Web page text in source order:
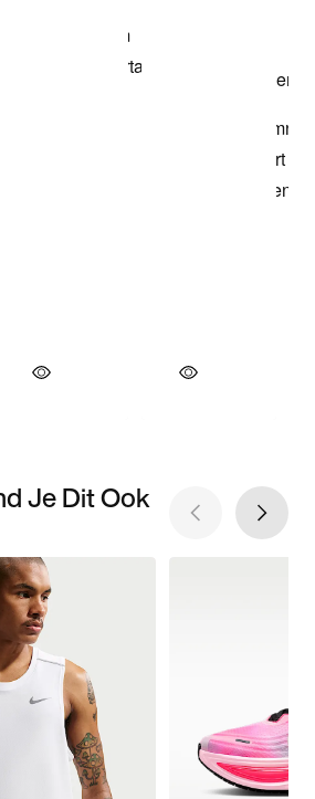
Je Dit Ook